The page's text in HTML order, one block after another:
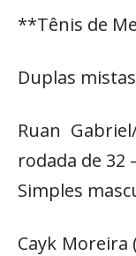
**Tênis de
Duplas mistas
Ruan
rodada de 32
Simples
Cayk